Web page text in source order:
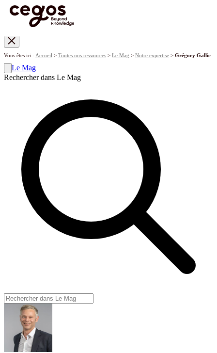
Vous êtes ici : Accueil > Toutes nos ressources > Le Mag > Notre expertise > Grégory Gallic
Le Mag
Rechercher dans Le Mag